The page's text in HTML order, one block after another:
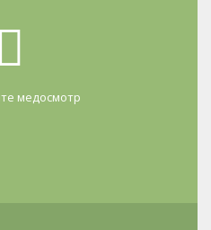
медосмотр